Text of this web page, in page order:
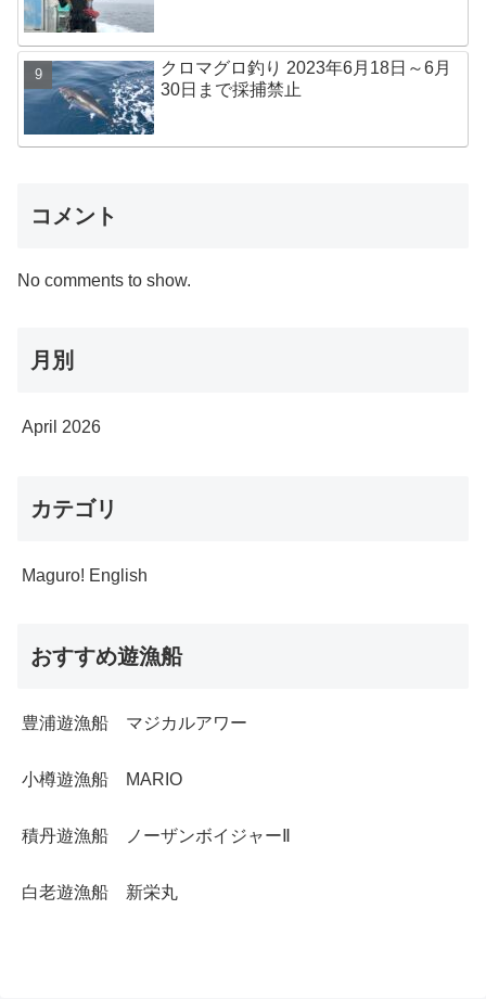
クロマグロ釣り 2023年6月18日～6月
30日まで採捕禁止
コメント
No comments to show.
月別
April 2026
カテゴリ
Maguro! English
おすすめ遊漁船
豊浦遊漁船 マジカルアワー
小樽遊漁船 MARIO
積丹遊漁船 ノーザンボイジャーⅡ
白老遊漁船 新栄丸